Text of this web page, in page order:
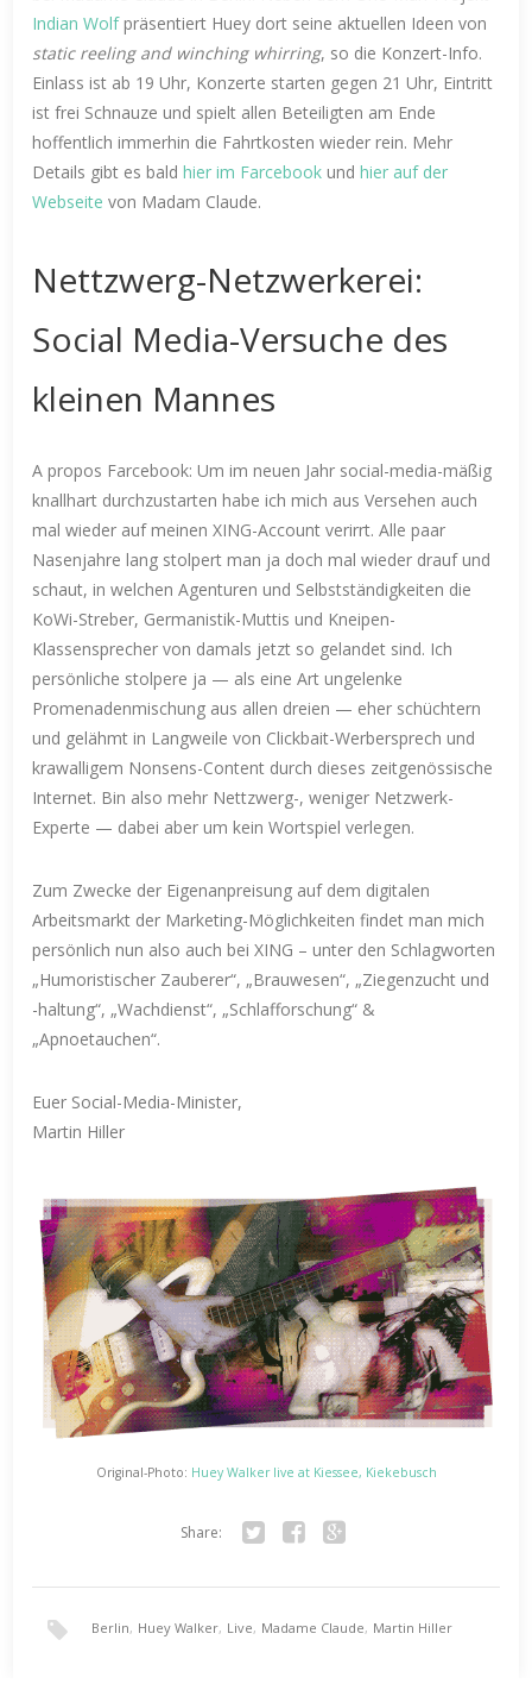
Indian Wolfpräsentiert Huey dort seine aktuellen Ideen von
static reeling and winching whirring, so die Konzert-Info.
Einlass ist ab 19 Uhr, Konzerte starten gegen 21 Uhr, Eintritt
ist frei Schnauze und spielt allen Beteiligten am Ende
hoffentlich immerhin die Fahrtkosten wieder rein. Mehr
Details gibt es baldhier im Farcebook undhier auf der
Webseite von Madam Claude.
Nettzwerg-Netzwerkerei:
Social Media-Versuche des
kleinen Mannes
A propos Farcebook: Um im neuen Jahr social-media-mäßig
knallhart durchzustarten habe ich mich aus Versehen auch
mal wieder auf meinen XING-Account verirrt. Alle paar
Nasenjahre lang stolpert man ja doch mal wieder drauf und
schaut, in welchen Agenturen und Selbstständigkeiten die
KoWi-Streber, Germanistik-Muttis und Kneipen-
Klassensprecher von damals jetzt so gelandet sind. Ich
persönliche stolpere ja — als eine Art ungelenke
Promenadenmischung aus allen dreien — eher schüchtern
und gelähmt in Langweile von Clickbait-Werbersprech und
krawalligem Nonsens-Content durch dieses zeitgenössische
Internet. Bin also mehr Nettzwerg-, weniger Netzwerk-
Experte — dabei aber um kein Wortspiel verlegen.
Zum Zwecke der Eigenanpreisung auf dem digitalen
Arbeitsmarkt der Marketing-Möglichkeiten findet man mich
persönlich nun also auch bei XING – unter den Schlagworten
„Humoristischer Zauberer“, „Brauwesen“, „Ziegenzucht und
-haltung“, „Wachdienst“, „Schlafforschung“ &
„Apnoetauchen“.
Euer Social-Media-Minister,
Martin Hiller
Original-Photo: Huey Walker live at Kiessee, Kiekebusch
Share:
Berlin, Huey Walker, Live, Madame Claude, Martin Hiller